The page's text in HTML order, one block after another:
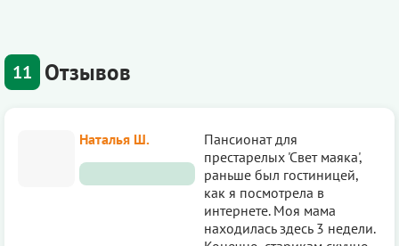
11 Отзывов
Наталья Ш.
Пансионат для
престарелых 'Свет маяка',
раньше был гостиницей,
как я посмотрела в
интернете. Моя мама
находилась здесь 3 недели.